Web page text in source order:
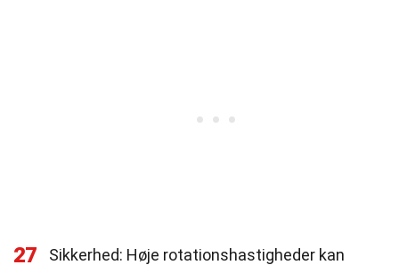
27
Sikkerhed: Høje rotationshastigheder kan